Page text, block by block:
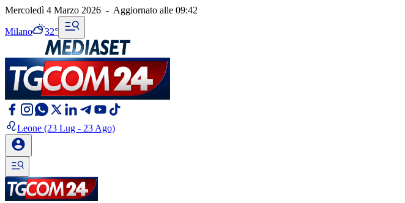
Mercoledì 4 Marzo 2026 - Aggiornato alle 09:42
Milano 32°
Leone (23 Lug - 23 Ago)